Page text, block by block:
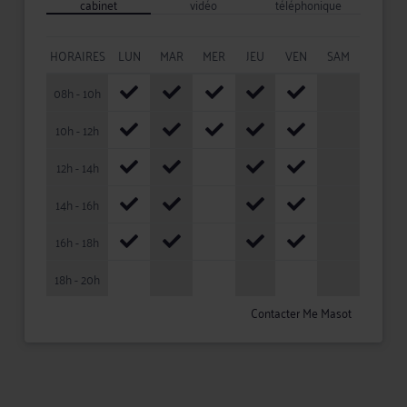
HORAIRES LUN MAR MER JEU VEN
SAM
08h - 10h
10h - 12h
12h - 14h
14h - 16h
16h - 18h
18h - 20h
Contacter Me Masot